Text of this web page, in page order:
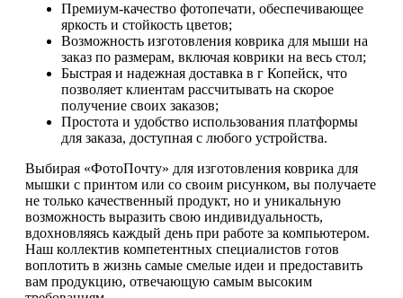
Премиум-качество фотопечати, обеспечивающее
яркость и стойкость цветов;
Возможность изготовления коврика для мыши на
заказ по размерам, включая коврики на весь стол;
Быстрая и надежная доставка в г Копейск, что
позволяет клиентам рассчитывать на скорое
получение своих заказов;
Простота и удобство использования платформы
для заказа, доступная с любого устройства.
Выбирая «ФотоПочту» для изготовления коврика для
мышки с принтом или со своим рисунком, вы получаете
не только качественный продукт, но и уникальную
возможность выразить свою индивидуальность,
вдохновляясь каждый день при работе за компьютером.
Наш коллектив компетентных специалистов готов
воплотить в жизнь самые смелые идеи и предоставить
вам продукцию, отвечающую самым высоким